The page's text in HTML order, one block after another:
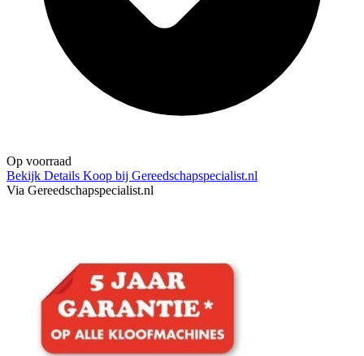
Op voorraad
Bekijk Details Koop bij Gereedschapspecialist.nl
Via Gereedschapspecialist.nl